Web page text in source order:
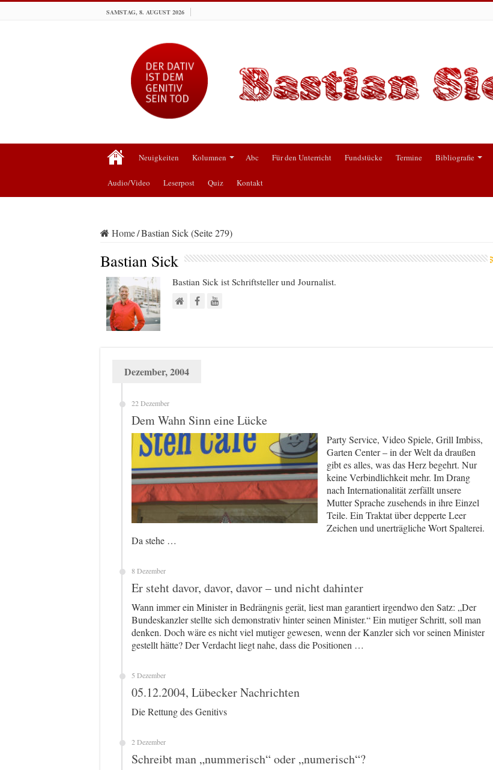
SAMSTAG, 8. AUGUST 2026
Neuigkeiten Kolumnen Abc Für den Unterricht Fundstücke Termine Bibliografie
Audio/Video Leserpost Quiz Kontakt
Home/Bastian Sick (Seite 279)
Bastian Sick
Bastian Sick ist Schriftsteller und Journalist.
Dezember, 2004
22 Dezember
Dem Wahn Sinn eine Lücke
Party Service, Video Spiele, Grill Imbiss,
Garten Center – in der Welt da draußen
gibt es alles, was das Herz begehrt. Nur
keine Verbindlichkeit mehr. Im Drang
nach Internationalität zerfällt unsere
Mutter Sprache zusehends in ihre Einzel
Teile. Ein Traktat über depperte Leer
Zeichen und unerträgliche Wort Spalterei.
Da stehe …
8 Dezember
Er steht davor, davor, davor – und nicht dahinter
Wann immer ein Minister in Bedrängnis gerät, liest man garantiert irgendwo den Satz: „Der
Bundeskanzler stellte sich demonstrativ hinter seinen Minister.“ Ein mutiger Schritt, soll man
denken. Doch wäre es nicht viel mutiger gewesen, wenn der Kanzler sich vor seinen Minister
gestellt hätte? Der Verdacht liegt nahe, dass die Positionen …
5 Dezember
05.12.2004, Lübecker Nachrichten
Die Rettung des Genitivs
2 Dezember
Schreibt man „nummerisch“ oder „numerisch“?